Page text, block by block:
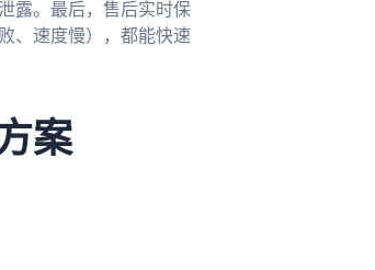
露。最后，售后实时保
、速度慢），都能快速
案